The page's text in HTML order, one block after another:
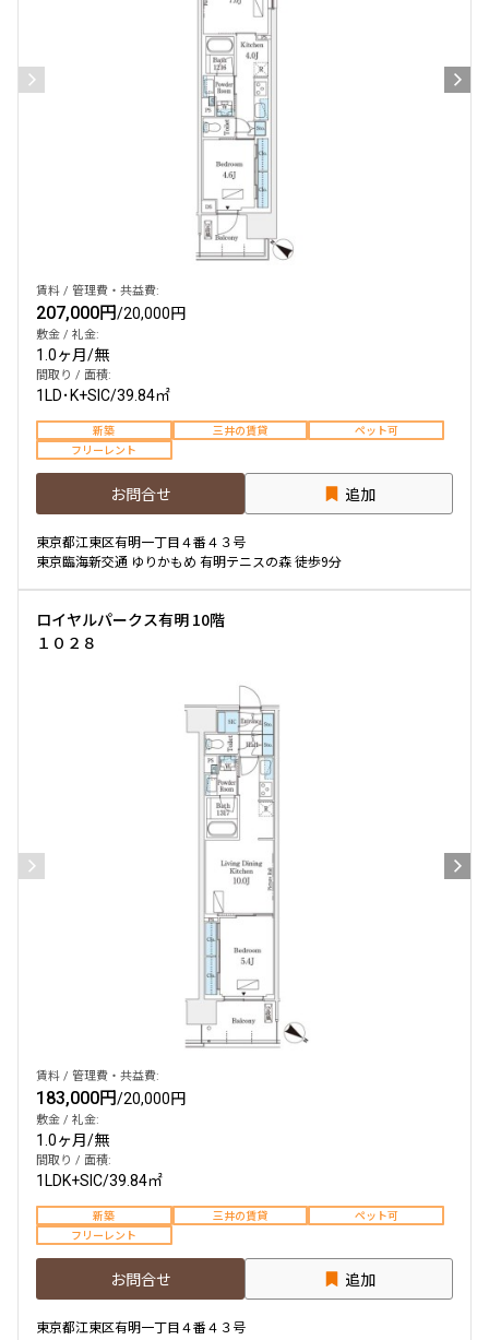
検索対象お部屋数
283件
お部屋を再検索
賃料 / 管理費・共益費:
207,000円/20,000円
敷金 / 礼金:
1.0ヶ月/無
間取り / 面積:
1LD･K+SIC/39.84㎡
新築 三井の賃貸
ペット可
フリーレント
お問合せ 追加
東京都江東区有明一丁目４番４３号
東京臨海新交通 ゆりかもめ 有明テニスの森 徒歩9分
ロイヤルパークス有明 10階
１０２８
賃料 / 管理費・共益費:
183,000円/20,000円
敷金 / 礼金:
1.0ヶ月/無
間取り / 面積:
1LDK+SIC/39.84㎡
新築 三井の賃貸
ペット可
フリーレント
お問合せ 追加
東京都江東区有明一丁目４番４３号